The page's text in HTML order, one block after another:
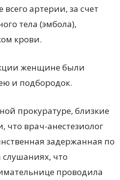
артерии, за счет
тела (эмбола),
крови.
женщине были
и подбородок.
прокуратуре, близкие
что врач-анестезиолог
задержанная по
слушаниях, что
проводила